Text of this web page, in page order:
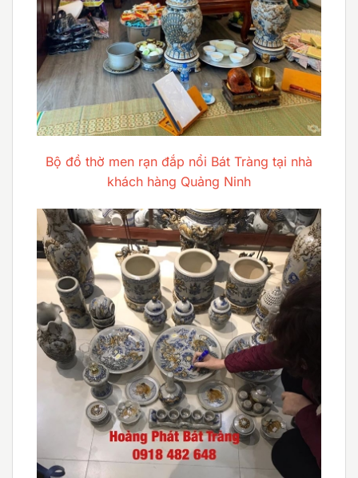
Bộ đồ thờ men rạn đắp nổi Bát Tràng tại nhà
khách hàng Quảng Ninh